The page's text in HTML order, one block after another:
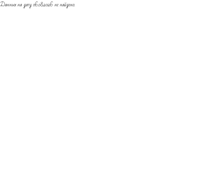
Данных на дату 06.08.2026 не найдено.